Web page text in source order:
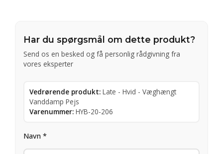
Har du spørgsmål om dette produkt?
Send os en besked og få personlig rådgivning fra
vores eksperter
Vedrørende produkt: Late - Hvid - Væghængt
Vanddamp Pejs
Varenummer: HYB-20-206
Navn *